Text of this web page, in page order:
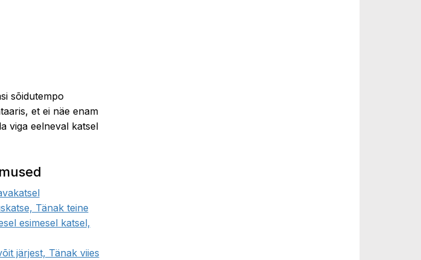
sõidutempo
et ei näe enam
viga eelneval katsel
Tänak teine
esimesel katsel,
järjest, Tänak viies